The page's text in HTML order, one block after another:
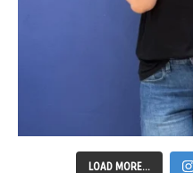
LOAD MORE...